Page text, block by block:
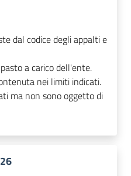
dal codice degli appalti e
a carico dell'ente.
nei limiti indicati.
ma non sono oggetto di